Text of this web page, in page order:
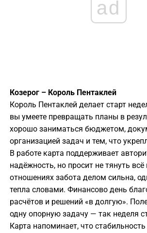
ad
Козерог – Король Пентаклей
Король Пентаклей делает старт
вы умеете превращать планы в
хорошо заниматься бюджетом,
организацией задач и тем, что
В работе карта поддерживает
надёжность, но просит не тянуть
отношениях забота делом сильна,
тепла словами. Финансово день
расчётов и решений «в долгую».
одну опорную задачу — так неделя
Карта напоминает, что стабильность